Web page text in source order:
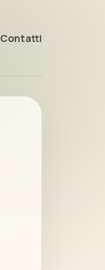
Contatti